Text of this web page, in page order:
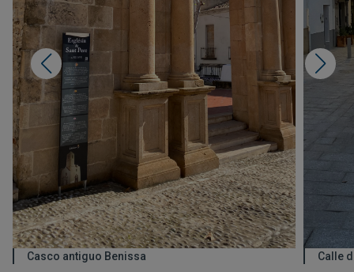
Casco antiguo Benissa Calle